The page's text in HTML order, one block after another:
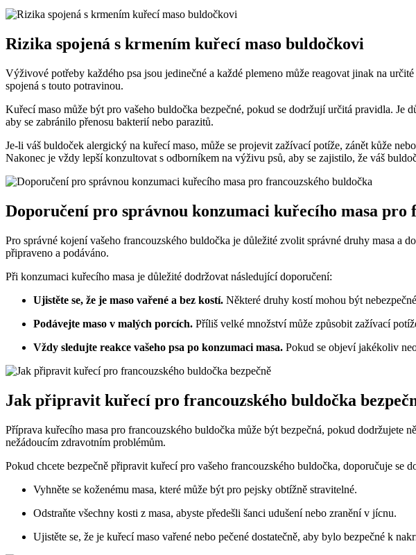
Rizika spojená s krmením kuřecí maso buldočkovi
Výživové potřeby každého psa jsou jedinečné a každé plemeno může reagovat jinak na
spojená s touto potravinou.
Kuřecí maso může být pro vašeho buldočka bezpečné, pokud se dodržují určitá pravidla.
aby se zabránilo přenosu bakterií nebo parazitů.
Je-li váš buldoček alergický na kuřecí maso, může se projevit zažívací potíže, zánět kůže
Nakonec je vždy lepší konzultovat s odborníkem na výživu psů, aby se zajistilo, že váš
Doporučení pro správnou konzumaci kuřecího masa pro
Pro správné kojení vašeho francouzského buldočka je důležité zvolit správné druhy masa a
připraveno a podáváno.
Při konzumaci kuřecího masa je důležité dodržovat následující doporučení:
Ujistěte se, že je maso vařené a bez kostí. Některé druhy kostí mohou být
Podávejte maso v malých porcích. Příliš velké množství může způsobit zažívací
Vždy sledujte reakce vašeho psa po konzumaci masa. Pokud se objeví jakékoliv
Jak připravit kuřecí pro francouzského buldočka
Příprava kuřecího masa pro francouzského buldočka může být bezpečná, pokud
nežádoucím zdravotním problémům.
Pokud chcete bezpečně připravit kuřecí pro vašeho francouzského buldočka, doporučuje se
Vyhněte se koženému masa, které může být pro pejsky obtížně stravitelné.
Odstraňte všechny kosti z masa, abyste předešli šanci udušení nebo zranění v jícnu.
Ujistěte se, že je kuřecí maso vařené nebo pečené dostatečně, aby bylo bezpečné k